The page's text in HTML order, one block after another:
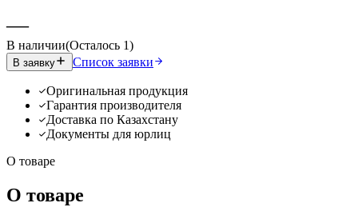
—
В наличии(Осталось 1)
В заявку Список заявки
Оригинальная продукция
Гарантия производителя
Доставка по Казахстану
Документы для юрлиц
О товаре
О товаре